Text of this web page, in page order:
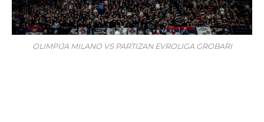
OLIMPIJA MILANO VS PARTIZAN EVROLIGA GROBARI